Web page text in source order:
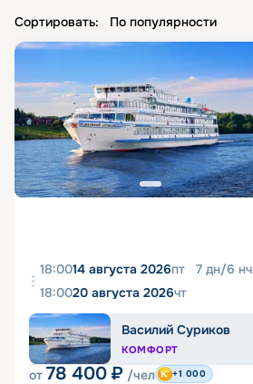
Сортировать: По популярности
18:0014 августа 2026пт 7 дн/6 нч
18:0020 августа 2026чт
Василий Суриков
КОМФОРТ
от 78 400 ₽ /чел +1 000